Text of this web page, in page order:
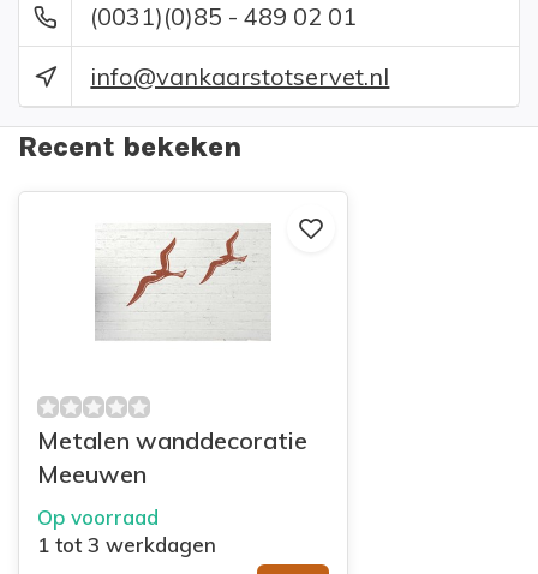
(0031)(0)85 - 489 02 01
info@vankaarstotservet.nl
Recent bekeken
Metalen wanddecoratie
Meeuwen
Op voorraad
1 tot 3 werkdagen